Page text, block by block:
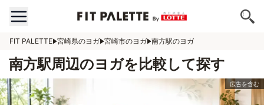
FIT PALETTE 宮崎県のヨガ 宮崎市のヨガ 南方駅のヨガ
南方駅周辺のヨガを比較して探す